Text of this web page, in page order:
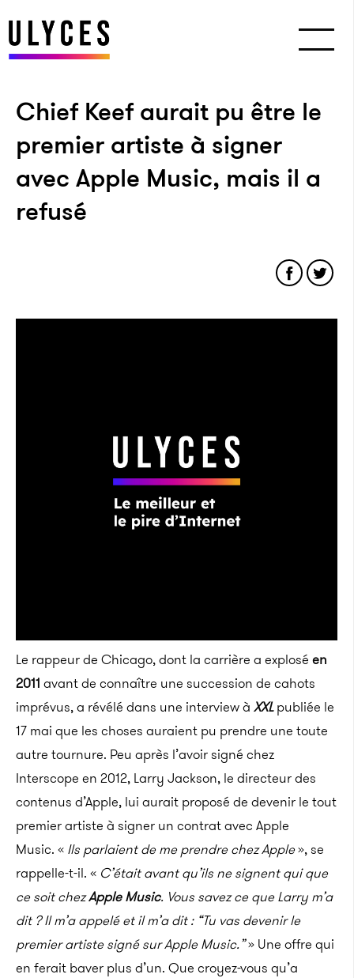
Chief Keef aurait pu être le
premier artiste à signer
avec Apple Music, mais il a
refusé
Le rappeur de Chicago, dont la carrière a explosé en
2011 avant de connaître une succession de cahots
imprévus, a révélé dans une interview à XXLpubliée le
17 mai que les choses auraient pu prendre une toute
autre tournure. Peu après l’avoir signé chez
Interscope en 2012, Larry Jackson, le directeur des
contenus d’Apple, lui aurait proposé de devenir le tout
premier artiste à signer un contrat avec Apple
Music. « Ils parlaient de me prendre chez Apple», se
rappelle-t-il. « C’était avant qu’ils ne signent qui que
ce soit chezApple Music. Vous savez ce que Larry m’a
dit ? Il m’a appelé et il m’a dit : “Tu vas devenir le
premier artiste signé sur Apple Music.”» Une offre qui
en ferait baver plus d’un. Que croyez-vous qu’a